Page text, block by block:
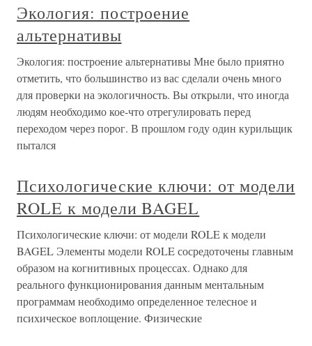
Экология: построение
альтернативы
Экология: построение альтернативы Мне было приятно
отметить, что большинство из вас сделали очень много
для проверки на экологичность. Вы открыли, что иногда
людям необходимо кое-что отрегулировать перед
переходом через порог. В прошлом году один курильщик
пытался
Психологические ключи: от модели
ROLE к модели BAGEL
Психологические ключи: от модели ROLE к модели
BAGEL Элементы модели ROLE сосредоточены главным
образом на когнитивных процессах. Однако для
реального функционирования данным ментальным
программам необходимо определенное телесное и
психическое воплощение. Физические